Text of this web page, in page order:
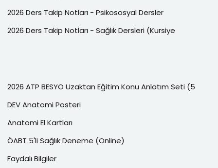
2026 Ders Takip Notları - Psikososyal Dersler
2026 Ders Takip Notları - Sağlık Dersleri (Kursiye
2026 ATP BESYO Uzaktan Eğitim Konu Anlatım Seti (5
DEV Anatomi Posteri
Anatomi El Kartları
ÖABT 5'li Sağlık Deneme (Online)
Faydalı Bilgiler